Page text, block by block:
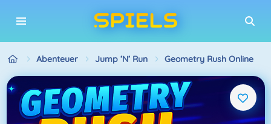
Abenteuer Jump ’n’ Run Geometry Rush Online